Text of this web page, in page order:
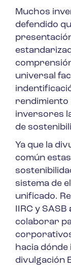
Muchos
defendido
universal
rendimiento
inversores
de
Ya que la
común
sistema de
unificado.
IIRC y SASB
colaborar
hacia
divulgación